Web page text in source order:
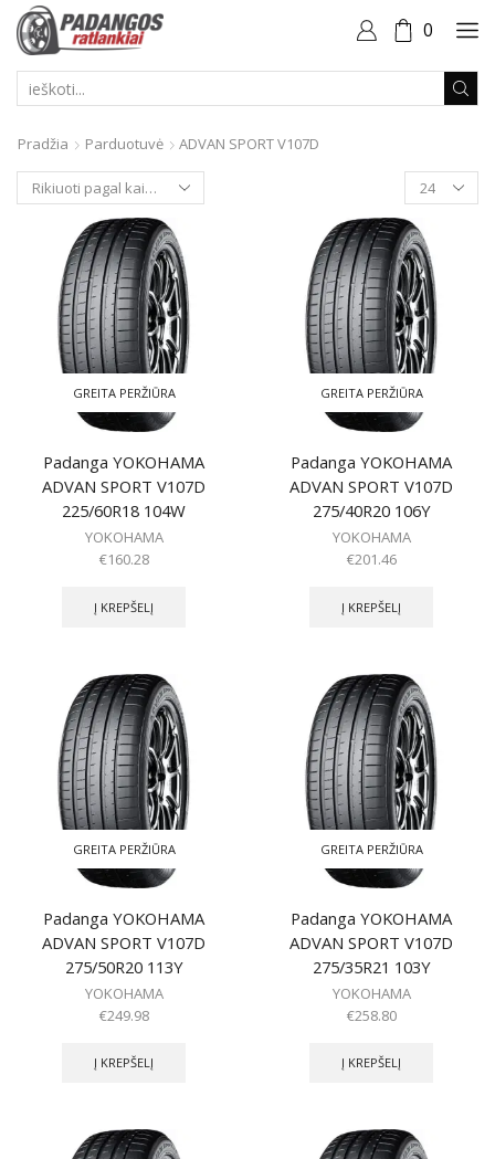
0
Pradžia Parduotuvė
ADVAN SPORT V107D
Produktai
puslapyje
GREITA PERŽIŪRA
Padanga YOKOHAMA
ADVAN SPORT V107D
225/60R18 104W
YOKOHAMA
€160.28
Į KREPŠELĮ
GREITA PERŽIŪRA
Padanga YOKOHAMA
ADVAN SPORT V107D
275/40R20 106Y
YOKOHAMA
€201.46
Į KREPŠELĮ
GREITA PERŽIŪRA
Padanga YOKOHAMA
ADVAN SPORT V107D
275/50R20 113Y
YOKOHAMA
€249.98
Į KREPŠELĮ
GREITA PERŽIŪRA
Padanga YOKOHAMA
ADVAN SPORT V107D
275/35R21 103Y
YOKOHAMA
€258.80
Į KREPŠELĮ